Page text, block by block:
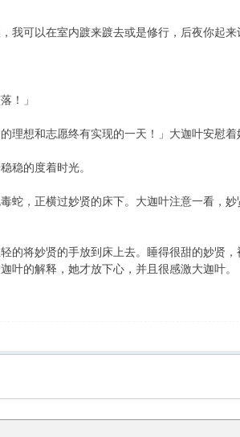
可以在室内踱来踱去或是修行，后夜你起来
！」
想和志愿终有实现的一天！」大迦叶安慰着
稳的度着时光。
，正横过妙贤的床下。大迦叶注意一看，
将妙贤的手放到床上去。睡得很甜的妙贤
叶的解释，她才放下心，并且很感激大迦叶。